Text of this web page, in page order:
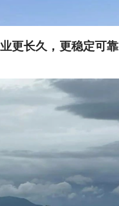
更长久，更稳定可靠​